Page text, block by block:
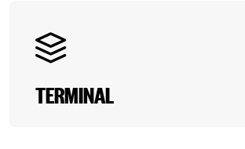
TERMINAL